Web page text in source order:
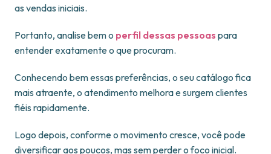
as vendas iniciais.
Portanto, analise bem o perfil dessas pessoas para
entender exatamente o que procuram.
Conhecendo bem essas preferências, o seu catálogo fica
mais atraente, o atendimento melhora e surgem clientes
fiéis rapidamente.
Logo depois, conforme o movimento cresce, você pode
diversificar aos poucos, mas sem perder o foco inicial.